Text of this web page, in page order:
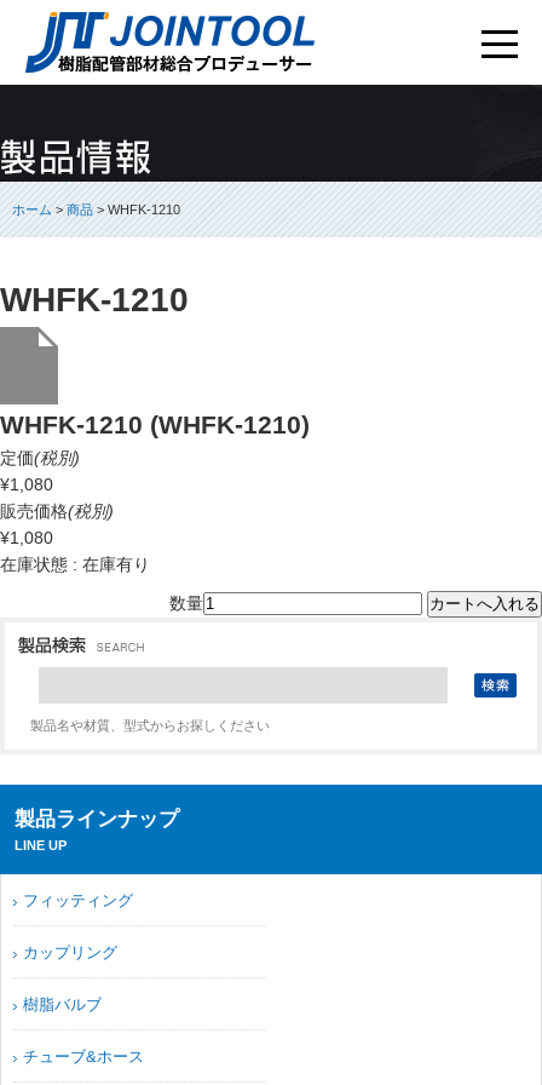
ホーム>商品> WHFK-1210
WHFK-1210
WHFK-1210 (WHFK-1210)
定価(税別)
¥1,080
販売価格(税別)
¥1,080
在庫状態 : 在庫有り
数量
製品名や材質、型式からお探しください
製品ラインナップ
LINE UP
フィッティング
カップリング
樹脂バルブ
チューブ&ホース